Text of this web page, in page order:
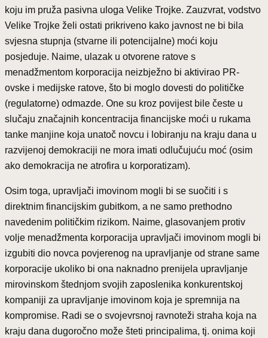
koju im pruža pasivna uloga Velike Trojke. Zauzvrat, vodstvo
Velike Trojke želi ostati prikriveno kako javnost ne bi bila
svjesna stupnja (stvarne ili potencijalne) moći koju
posjeduje. Naime, ulazak u otvorene ratove s
menadžmentom korporacija neizbježno bi aktivirao PR-
ovske i medijske ratove, što bi moglo dovesti do političke
(regulatorne) odmazde. One su kroz povijest bile česte u
slučaju značajnih koncentracija financijske moći u rukama
tanke manjine koja unatoč novcu i lobiranju na kraju dana u
razvijenoj demokraciji ne mora imati odlučujuću moć (osim
ako demokracija ne atrofira u korporatizam).
Osim toga, upravljači imovinom mogli bi se suočiti i s
direktnim financijskim gubitkom, a ne samo prethodno
navedenim političkim rizikom. Naime, glasovanjem protiv
volje menadžmenta korporacija upravljači imovinom mogli bi
izgubiti dio novca povjerenog na upravljanje od strane same
korporacije ukoliko bi ona naknadno prenijela upravljanje
mirovinskom štednjom svojih zaposlenika konkurentskoj
kompaniji za upravljanje imovinom koja je spremnija na
kompromise. Radi se o svojevrsnoj ravnoteži straha koja na
kraju dana dugoročno može šteti principalima, tj. onima koji